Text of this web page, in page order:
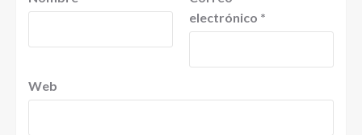
electrónico *
Web